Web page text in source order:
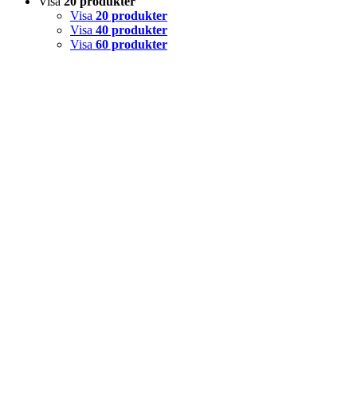
Visa 20 produkter
Visa 40 produkter
Visa 60 produkter